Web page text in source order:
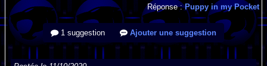
Réponse :Puppy in my Pocket
1 suggestion Ajouter une suggestion